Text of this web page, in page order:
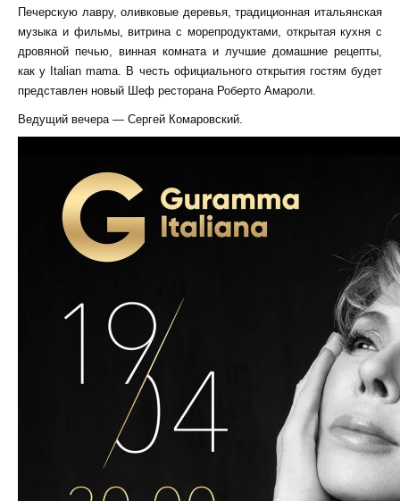
Печерскую лавру, оливковые деревья, традиционная итальянская
музыка и фильмы, витрина с морепродуктами, открытая кухня с
дровяной печью, винная комната и лучшие домашние рецепты,
как у Italian mama. В честь официального открытия гостям будет
представлен новый Шеф ресторана Роберто Амароли.
Ведущий вечера — Сергей Комаровский.